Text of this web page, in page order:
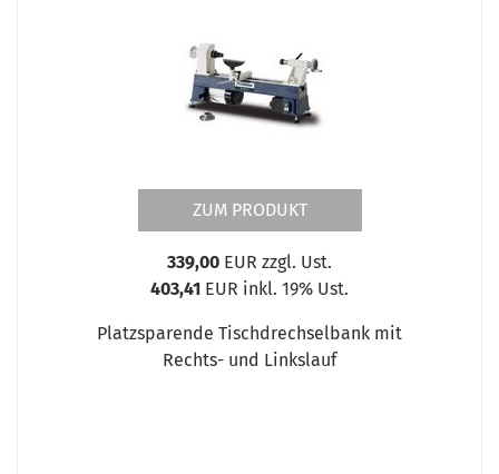
ZUM PRODUKT
339,00 EUR zzgl. Ust.
403,41 EUR inkl. 19% Ust.
Platzsparende Tischdrechselbank mit
Rechts- und Linkslauf